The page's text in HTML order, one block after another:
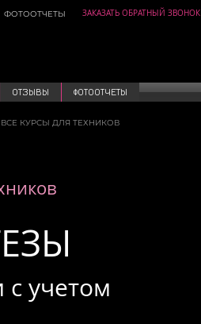
ФОТООТЧЕТЫ ЗАКАЗАТЬ ОБРАТНЫЙ ЗВОНОК
ОТЗЫВЫ ФОТООТЧЕТЫ
ВСЕ КУРСЫ ДЛЯ ТЕХНИКОВ
учетом